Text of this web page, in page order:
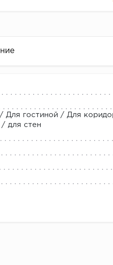
Для гостиной / Для
для стен